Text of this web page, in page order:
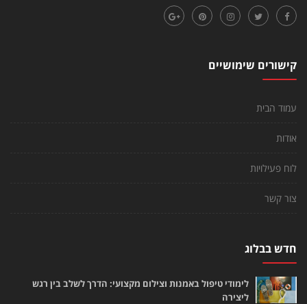
קישורים שימושיים
עמוד הבית
אודות
לוח פעילויות
צור קשר
חדש בבלוג
לימודי טיפול באמנות וצילום מקצועי: הדרך לשלב בין רגש
ליצירה